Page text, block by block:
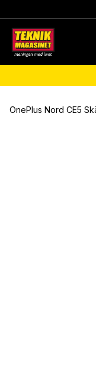
OnePlus Nord CE5